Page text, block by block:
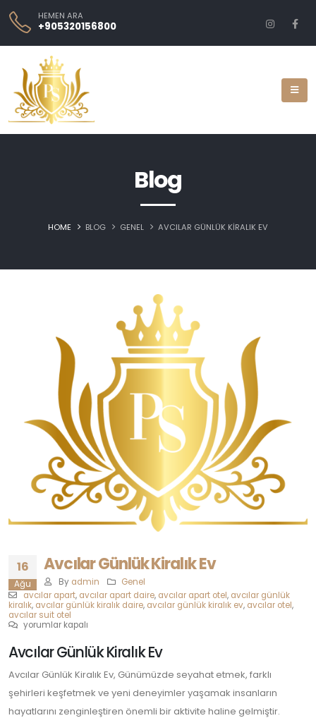
HEMEN ARA
+905320156800
Blog
HOME BLOG GENEL AVCILAR GÜNLÜK KIRALIK EV
16
Ağu
Avcılar Günlük Kiralık Ev
By admin
Genel
avcılar apart, avcılar apart daire, avcılar apart otel, avcılar günlük
kiralık, avcılar günlük kiralık daire, avcılar günlük kiralık ev, avcılar otel,
avcılar suit otel
Avcılar
Günlük
Kiralık
Ev
yorumlar kapalı
Avcılar Günlük Kiralık Ev
Avcılar Günlük Kiralık Ev, Günümüzde seyahat etmek, farklı
şehirleri keşfetmek ve yeni deneyimler yaşamak insanların
hayatlarını zenginleştiren önemli bir aktivite haline gelmiştir.